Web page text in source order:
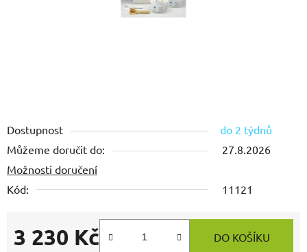
Dostupnost
do 2 týdnů
Můžeme doručit do:
27.8.2026
Možnosti doručení
Kód:
11121
3 230 Kč DO KOŠÍKU